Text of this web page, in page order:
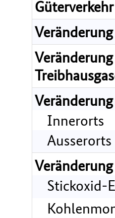
Güterverkehr
Innerorts
Ausserorts
Stickoxid-